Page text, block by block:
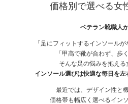
価格別で選べる女
ベテラン靴職人
「足にフィットするインソールが
「甲高で靴が合わず、歩
そんな足の悩みを抱える
インソール選びは快適な毎日を
最近では、デザイン性と
価格帯も幅広く選べるイン